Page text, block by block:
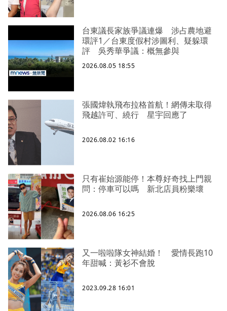
台東議長家族爭議連爆 涉占農地避
環評1／台東度假村涉圖利、疑躲環
評 吳秀華爭議：概無參與
2026.08.05 18:55
張國煒執飛布拉格首航！網傳未取得
飛越許可、繞行 星宇回應了
2026.08.02 16:16
只有崔始源能停！本尊好奇找上門親
問：停車可以嗎 新北店員粉樂壞
2026.08.06 16:25
又一啦啦隊女神結婚！ 愛情長跑10
年甜喊：黃衫不會脫
2023.09.28 16:01